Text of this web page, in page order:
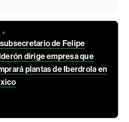
+
de Felipe
dirige empresa que
plantas de Iberdrola en